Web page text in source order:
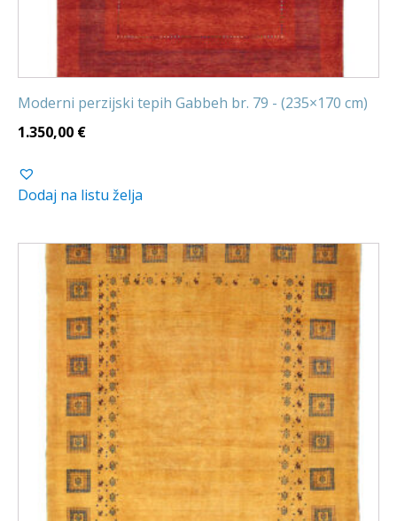
Moderni perzijski tepih Gabbeh br. 79 - (235×170 cm)
1.350,00 €
Dodaj na listu želja